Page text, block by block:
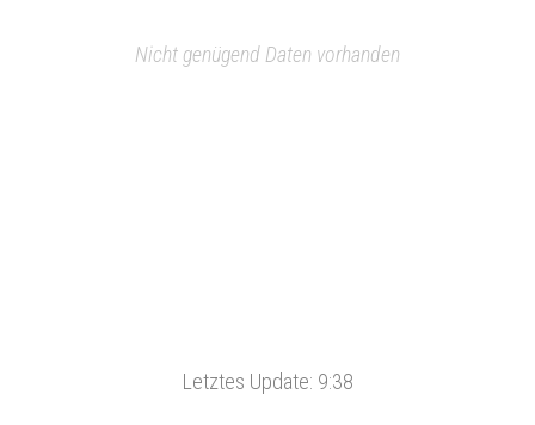
Nicht genügend Daten vorhanden
Letztes Update: 9:38